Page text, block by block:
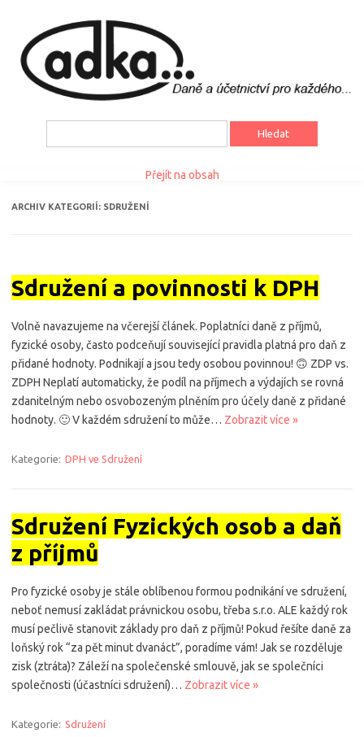
Vyhledávání
Přejít na obsah
ARCHIV KATEGORIÍ: SDRUŽENÍ
Sdružení a povinnosti k DPH
Volně navazujeme na včerejší článek. Poplatníci daně z příjmů,
fyzické osoby, často podceňují související pravidla platná pro daň z
přidané hodnoty. Podnikají a jsou tedy osobou povinnou! 🙃 ZDP vs.
ZDPH Neplatí automaticky, že podíl na příjmech a výdajích se rovná
zdanitelným nebo osvobozeným plněním pro účely daně z přidané
hodnoty. 🙂 V každém sdružení to může… Zobrazit více »
Kategorie: DPH ve Sdružení
Sdružení Fyzických osob a daň
z příjmů
Pro fyzické osoby je stále oblíbenou formou podnikání ve sdružení,
neboť nemusí zakládat právnickou osobu, třeba s.r.o. ALE každý rok
musí pečlivě stanovit základy pro daň z příjmů! Pokud řešíte daně za
loňský rok “za pět minut dvanáct”, poradíme vám! Jak se rozděluje
zisk (ztráta)? Záleží na společenské smlouvě, jak se společníci
společnosti (účastníci sdružení)… Zobrazit více »
Kategorie: Sdružení